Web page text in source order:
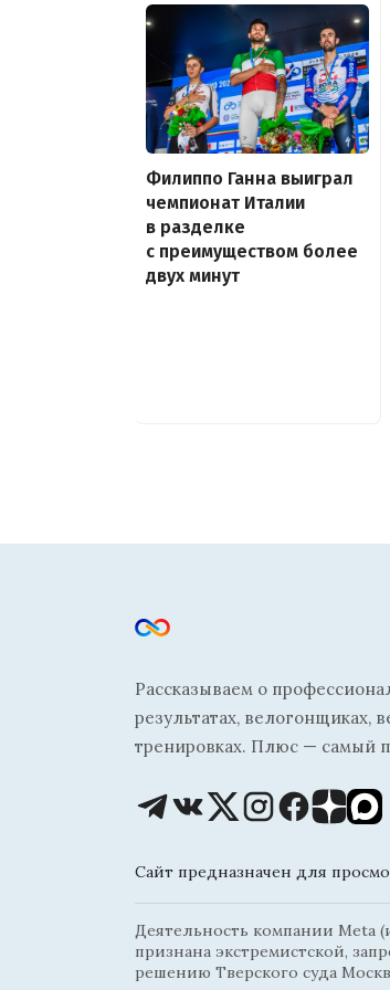
Филиппо Ганна выиграл
чемпионат Италии
в разделке
с преимуществом более
двух минут
Рассказываем о
результатах, велогонщиках,
тренировках. Плюс — самый
Сайт предназначен для
Деятельность компании Meta
признана экстремистской,
решению Тверского суда